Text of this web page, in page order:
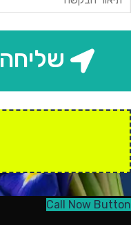
שליחה
Call Now Button